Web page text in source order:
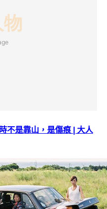
不是靠山，是傷痕 | 大人